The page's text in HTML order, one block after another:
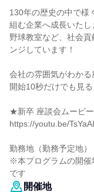
130年の歴史の中で様
組む企業へ成長いたし
野球教室など、社会
ンジしています！
会社の雰囲気がわかる
開始10秒だけでも見
★新卒 座談会ムービ
https://youtu.be/
勤務地（勤務予定地
※本プログラムの開催
です
開催地